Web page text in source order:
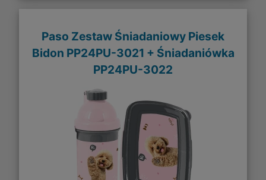
Paso Zestaw Śniadaniowy Piesek
Bidon PP24PU-3021 + Śniadaniówka
PP24PU-3022